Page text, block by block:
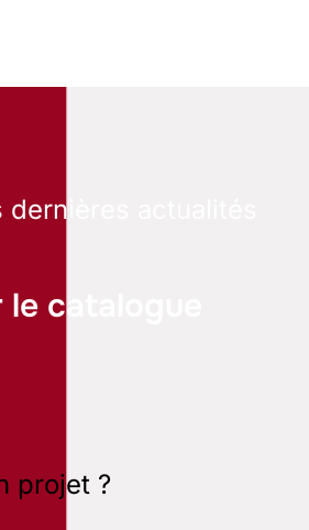
actualités
catalogue
projet ?